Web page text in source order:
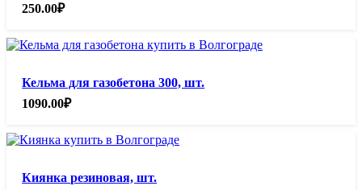
250.00₽
Кельма для газобетона 300, шт.
1090.00₽
Киянка резиновая, шт.